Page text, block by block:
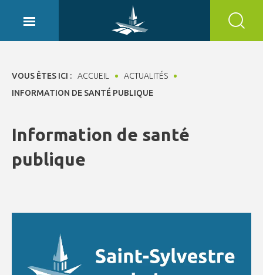
VOUS ÊTES ICI : ACCUEIL
ACTUALITÉS
INFORMATION DE SANTÉ PUBLIQUE
Information de santé
publique
Panneau de gestion des cookies